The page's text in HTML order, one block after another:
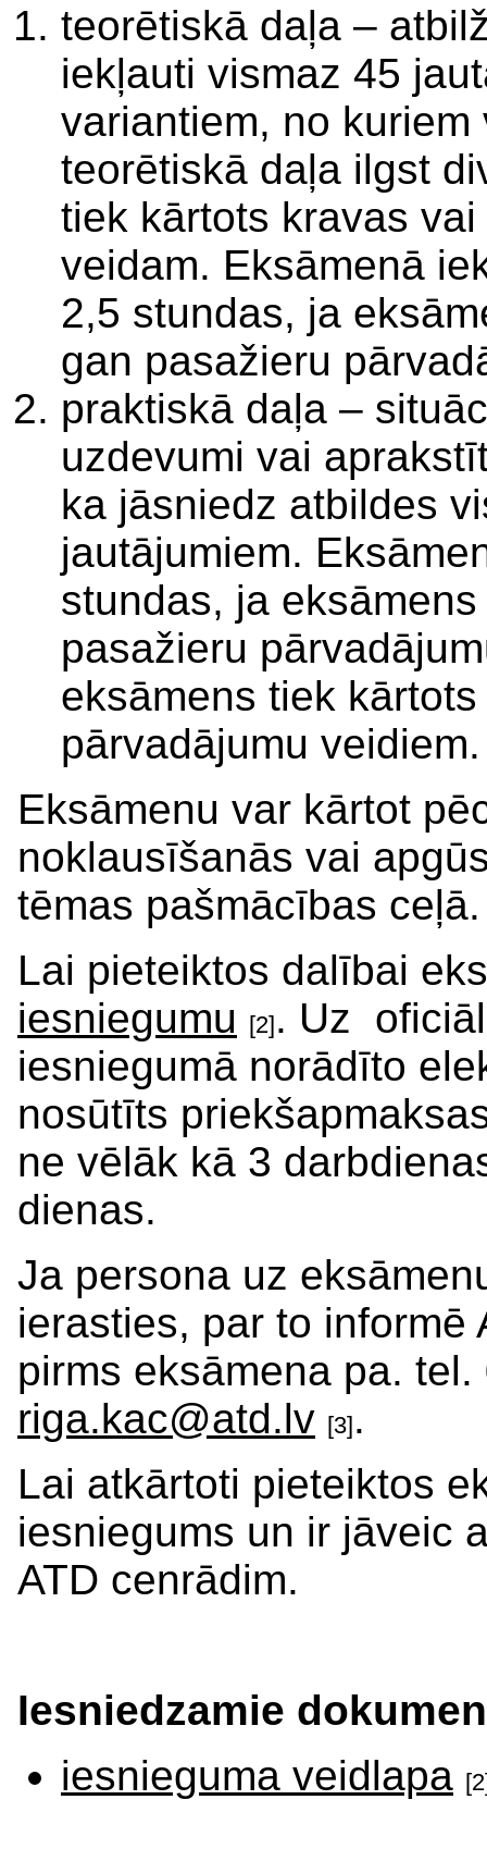
teorētiskā daļa –
iekļauti vismaz 45
variantiem, no
teorētiskā daļa ilgst
tiek kārtots kravas
veidam. Eksāmenā
2,5 stundas, ja
gan pasažieru
praktiskā daļa –
uzdevumi vai
ka jāsniedz atbildes
jautājumiem.
stundas, ja
pasažieru
eksāmens tiek
pārvadājumu veidiem.
Eksāmenu var kārtot
noklausīšanās vai
tēmas pašmācības ceļā.
Lai pieteiktos dalībai
iesniegumu [2]. Uz
iesniegumā norādīto
nosūtīts
ne vēlāk kā 3
dienas.
Ja persona uz
ierasties, par to informē
pirms eksāmena pa. tel.
riga.kac@atd.lv [3].
Lai atkārtoti pieteiktos
iesniegums un ir jāveic
ATD cenrādim.
Iesniedzamie
iesnieguma veidlapa